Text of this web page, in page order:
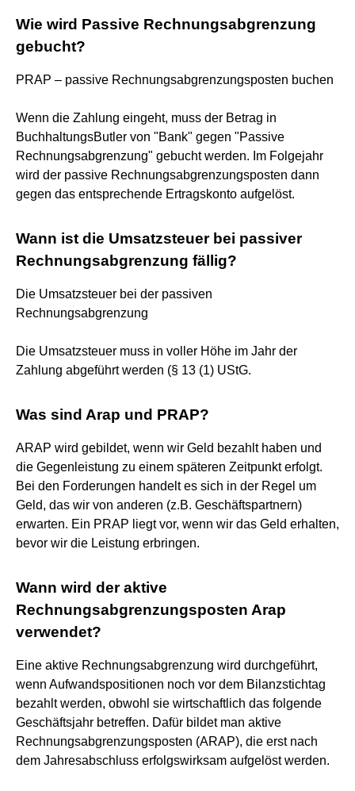
Wie wird Passive Rechnungsabgrenzung
gebucht?
PRAP – passive Rechnungsabgrenzungsposten buchen
Wenn die Zahlung eingeht, muss der Betrag in
BuchhaltungsButler von "Bank" gegen "Passive
Rechnungsabgrenzung" gebucht werden. Im Folgejahr
wird der passive Rechnungsabgrenzungsposten dann
gegen das entsprechende Ertragskonto aufgelöst.
Wann ist die Umsatzsteuer bei passiver
Rechnungsabgrenzung fällig?
Die Umsatzsteuer bei der passiven
Rechnungsabgrenzung
Die Umsatzsteuer muss in voller Höhe im Jahr der
Zahlung abgeführt werden (§ 13 (1) UStG.
Was sind Arap und PRAP?
ARAP wird gebildet, wenn wir Geld bezahlt haben und
die Gegenleistung zu einem späteren Zeitpunkt erfolgt.
Bei den Forderungen handelt es sich in der Regel um
Geld, das wir von anderen (z.B. Geschäftspartnern)
erwarten. Ein PRAP liegt vor, wenn wir das Geld erhalten,
bevor wir die Leistung erbringen.
Wann wird der aktive
Rechnungsabgrenzungsposten Arap
verwendet?
Eine aktive Rechnungsabgrenzung wird durchgeführt,
wenn Aufwandspositionen noch vor dem Bilanzstichtag
bezahlt werden, obwohl sie wirtschaftlich das folgende
Geschäftsjahr betreffen. Dafür bildet man aktive
Rechnungsabgrenzungsposten (ARAP), die erst nach
dem Jahresabschluss erfolgswirksam aufgelöst werden.